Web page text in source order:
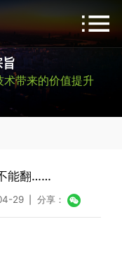
术带来的价值提升
能翻……
29 分享：